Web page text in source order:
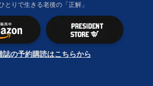
とりで生きる老後の「正解」
誌の予約購読はこちらから